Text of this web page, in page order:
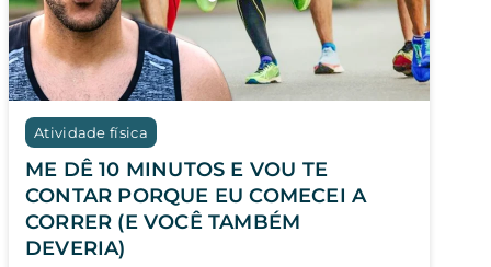
Atividade física
ME DÊ 10 MINUTOS E VOU TE
CONTAR PORQUE EU COMECEI A
CORRER (E VOCÊ TAMBÉM
DEVERIA)